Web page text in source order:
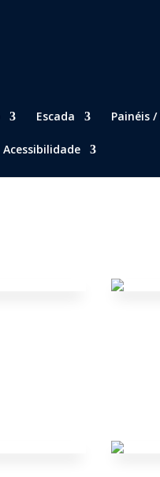
Escada Painéis
Acessibilidade